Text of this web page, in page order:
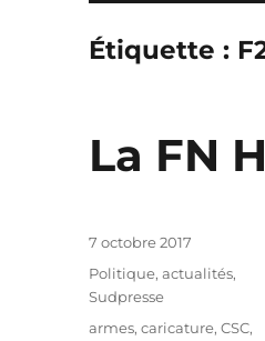
Étiquette :
La FN
Publié
7 octobre 2017
Catégories
Politique, actualités,
Sudpresse
Étiquettes
armes,caricature,CSC,